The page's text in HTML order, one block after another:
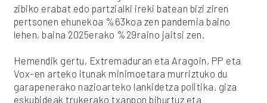
zibiko erabat edo partzialki ireki batean bizi ziren
pertsonen ehunekoa %63koa zen pandemia baino
lehen, baina 2025erako %29raino jaitsi zen.
Hemendik gertu, Extremaduran eta Aragoin, PP eta
Vox-en arteko itunak minimoetara murriztuko du
garapenerako nazioarteko lankidetza politika, giza
eskubideak trukerako txanpon bihurtuz eta